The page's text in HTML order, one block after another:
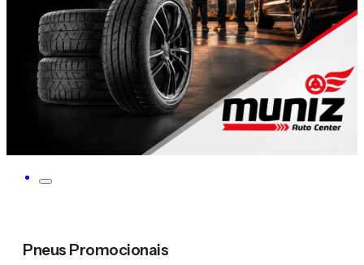
Pneus Promocionais